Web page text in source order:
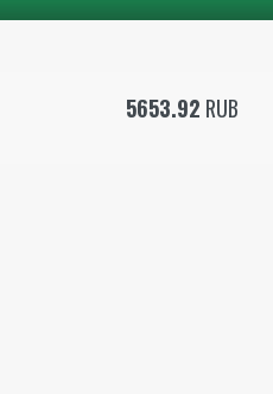
5653.92 RUB